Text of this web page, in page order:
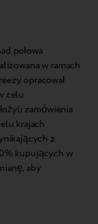
połowa
w ramach
opracował
celu
zamówienia
krajach
z
kupujących w
aby